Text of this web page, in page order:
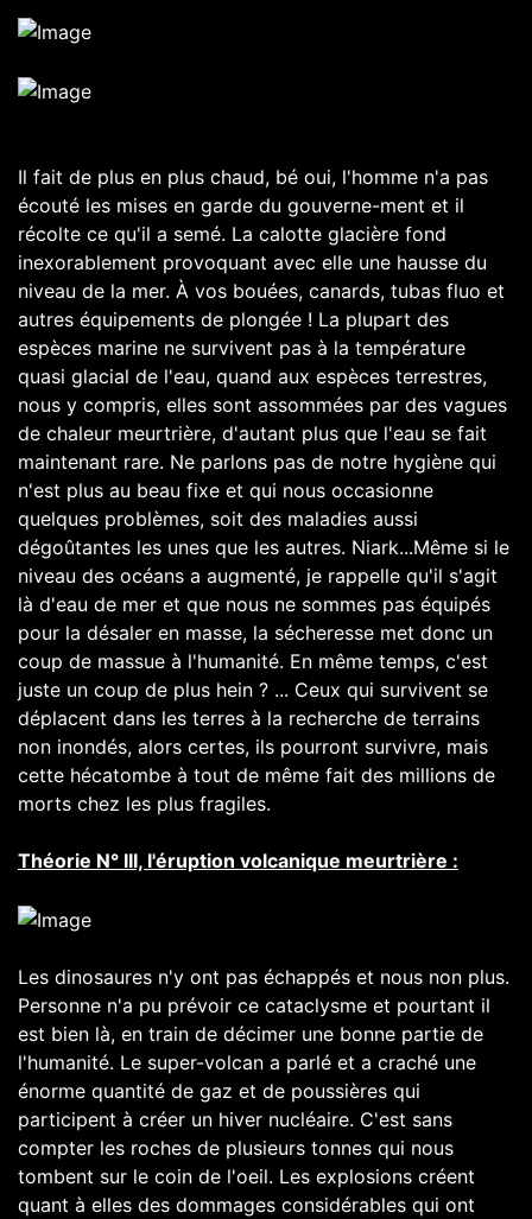
Il fait de plus en plus chaud, bé oui, l'homme n'a pas
écouté les mises en garde du gouverne-ment et il
récolte ce qu'il a semé. La calotte glacière fond
inexorablement provoquant avec elle une hausse du
niveau de la mer. À vos bouées, canards, tubas fluo et
autres équipements de plongée ! La plupart des
espèces marine ne survivent pas à la température
quasi glacial de l'eau, quand aux espèces terrestres,
nous y compris, elles sont assommées par des vagues
de chaleur meurtrière, d'autant plus que l'eau se fait
maintenant rare. Ne parlons pas de notre hygiène qui
n'est plus au beau fixe et qui nous occasionne
quelques problèmes, soit des maladies aussi
dégoûtantes les unes que les autres. Niark...Même si le
niveau des océans a augmenté, je rappelle qu'il s'agit
là d'eau de mer et que nous ne sommes pas équipés
pour la désaler en masse, la sécheresse met donc un
coup de massue à l'humanité. En même temps, c'est
juste un coup de plus hein ? ... Ceux qui survivent se
déplacent dans les terres à la recherche de terrains
non inondés, alors certes, ils pourront survivre, mais
cette hécatombe à tout de même fait des millions de
morts chez les plus fragiles.
Théorie N° III, l'éruption volcanique meurtrière :
Les dinosaures n'y ont pas échappés et nous non plus.
Personne n'a pu prévoir ce cataclysme et pourtant il
est bien là, en train de décimer une bonne partie de
l'humanité. Le super-volcan a parlé et a craché une
énorme quantité de gaz et de poussières qui
participent à créer un hiver nucléaire. C'est sans
compter les roches de plusieurs tonnes qui nous
tombent sur le coin de l'oeil. Les explosions créent
quant à elles des dommages considérables qui ont